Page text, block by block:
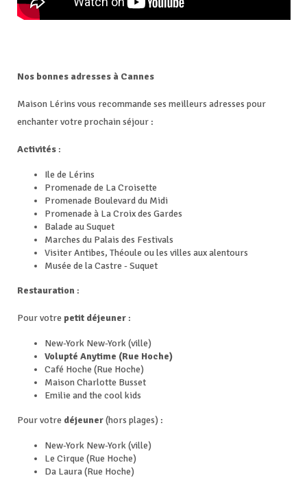
Nos bonnes adresses à Cannes
Maison Lérins vous recommande ses meilleurs adresses pour
enchanter votre prochain séjour :
Activités :
Ile de Lérins
Promenade de La Croisette
Promenade Boulevard du Midi
Promenade à La Croix des Gardes
Balade au Suquet
Marches du Palais des Festivals
Visiter Antibes, Théoule ou les villes aux alentours
Musée de la Castre - Suquet
Restauration :
Pour votre petit déjeuner:
New-York New-York (ville)
Volupté Anytime (Rue Hoche)
Café Hoche (Rue Hoche)
Maison Charlotte Busset
Emilie and the cool kids
Pour votre déjeuner(hors plages) :
New-York New-York (ville)
Le Cirque (Rue Hoche)
Da Laura (Rue Hoche)